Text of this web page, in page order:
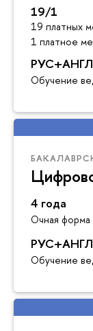
19/1
19 платных
1 платное
РУС+АНГЛ
Обучение
4 года
Очная форма
РУС+АНГЛ
Обучение